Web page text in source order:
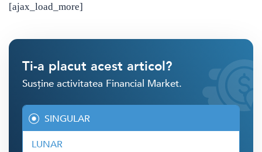
[ajax_load_more]
Ti-a placut acest articol?
Susține activitatea Financial Market.
SINGULAR
LUNAR